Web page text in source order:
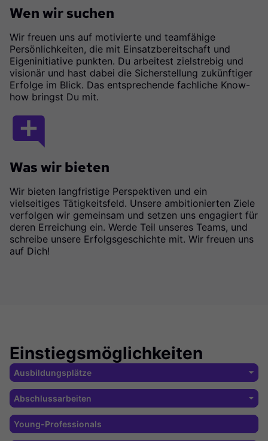
Wen wir suchen
Wir freuen uns auf motivierte und teamfähige
Persönlichkeiten, die mit Einsatzbereitschaft und
Eigeninitiative punkten. Du arbeitest zielstrebig und
visionär und hast dabei die Sicherstellung zukünftiger
Erfolge im Blick. Das entsprechende fachliche Know-
how bringst Du mit.
Was wir bieten
Wir bieten langfristige Perspektiven und ein
vielseitiges Tätigkeitsfeld. Unsere ambitionierten Ziele
verfolgen wir gemeinsam und setzen uns engagiert für
deren Erreichung ein. Werde Teil unseres Teams, und
schreibe unsere Erfolgsgeschichte mit. Wir freuen uns
auf Dich!
Einstiegsmöglichkeiten
Ausbildungsplätze
Ausbildung bei BNP Paribas Real Estate Ausbildung (2 Jahre): –
Immobilienkauffrau/-mann mit den Schwerpunkten Transaction
oder Property Management Duales Studium (3 Jahre): – BWL –
Immobilienmanagement für den Bereich Transaction –
Wirtschaftsingenieurwesen für den Bereich Property
Abschlussarbeiten
Je nach Verfügbarkeit geben wir Dir die Möglichkeit, Bachelor-
oder Masterarbeiten im Rahmen eines Praktikums zu begleiten.
Young-Professionals